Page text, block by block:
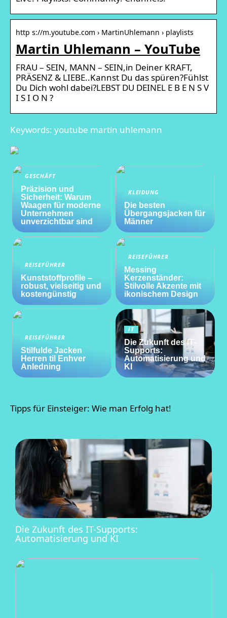
http s://m.youtube.com › MartinUhlemann › playlists
Martin Uhlemann – YouTube
FRAU – SEIN, MANN – SEIN,in Deiner KRAFT,
PRÄSENZ & LIEBE..Kannst Du das spüren?Fühlst
Du Dich wohl dabei?LEBST DU DEINEL E B E N S V
I S I O N ?
Keywords: youtube martin uhlemann
GESCHÄFT
Präzision und
Sicherheit: Warum
Waagen für moderne
Unternehmen
unverzichtbar sind
KLEIDUNG
Die besten
Übergangsjacken für
Männer
REISEFÜHRER
Kunststoffprofile –
robust, vielseitig und
kostengünstig
REISEFÜHRER
Messing
Kerzenständer:
Stilvolle Akzente mit
ikonischem Design
REISEFÜHRER
Stilfulde Jacken
Herren til Enhver
Anledning
IT
Die Zukunft des IT-
Supports:
Automatisierung und
KI
Tipps für Einsteiger: Wie man Erfolg hat!
Die Zukunft des IT-Supports:
Automatisierung und KI